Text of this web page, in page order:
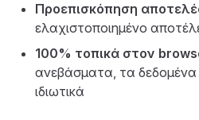
Προεπισκόπηση
ελαχιστοποιημένο
100% τοπικά στον
ανεβάσματα, τα
ιδιωτικά